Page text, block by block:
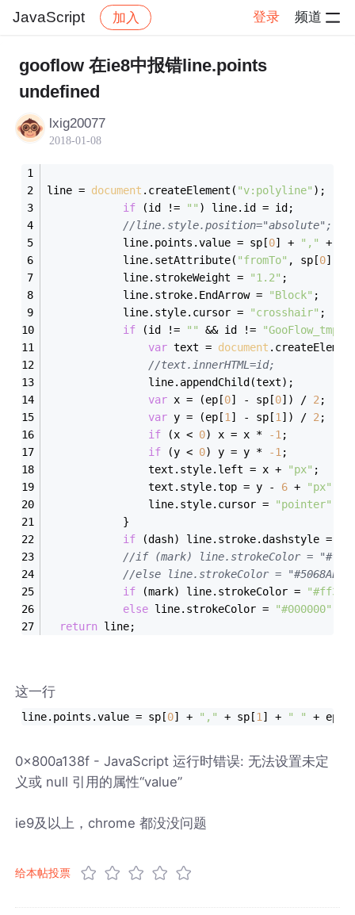
JavaScript 加入 登录 频道
JavaScript 帖子详情
gooflow 在ie8中报错line.points
undefined
lxig20077
2018-01-08
line = document .createElement( "v:polyline" );
if (id != "" ) line.id = id;
//line.style.position="absolute";
            line.points.value = sp[
0] + ","
+
            line.setAttribute(
"fromTo" , sp[0] +
            line.strokeWeight =
"1.2" ;
            line.stroke.EndArrow =
"Block" ;
            line.style.cursor =
"crosshair" ;
if (id != "" && id !=
var text = document
//text.innerHTML=id;
                line.appendChild(text);
var x = (ep[0] - sp[0]) / 2 ;
var y = (ep[1 ] - sp[1 ]) / 2 ;
if (x < 0) x = x * -1 ;
if (y < 0) y = y * -1 ;
                text.style.left = x +
"px" ;
                text.style.top = y -
6 + "px"
                line.style.cursor =
"pointer"
            }
if (dash) line.stroke.dashstyle =
//if (mark) line.strokeColor =
//else line.strokeColor = "#5068AE";
if (mark) line.strokeColor =
else line.strokeColor = "#000000"
return line;
这一行
line.points.value = sp[0] + "," + sp[1 ] + " " + ep[
0x800a138f - JavaScript 运行时错误: 无法设置未定
义或 null 引用的属性“value”
ie9及以上，chrome 都没没问题
给本帖投票